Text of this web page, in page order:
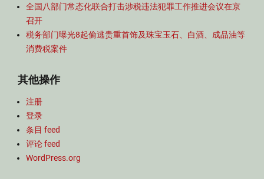
全国八部门常态化联合打击涉税违法犯罪工作推进会议在京
召开
税务部门曝光8起偷逃贵重首饰及珠宝玉石、白酒、成品油等
消费税案件
其他操作
注册
登录
条目 feed
评论 feed
WordPress.org